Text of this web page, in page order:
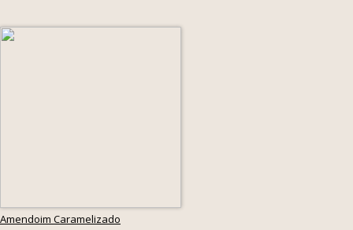
Amendoim Caramelizado